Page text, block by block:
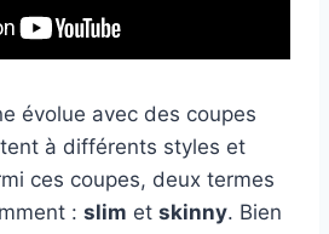
évolue avec des coupes
à différents styles et
ces coupes, deux termes
: slim et skinny. Bien